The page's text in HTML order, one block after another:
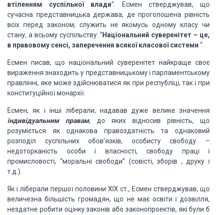
втіленням суспільної влади“. Есмен стверджував, що
сучасна представницька держава, де проголошена рівність
всіх перед законом, служить не якомусь одному класу чи
стану, а всьому суспільству: “Національний суверенітет – це,
в правовому сенсі, заперечення всякої класової системи “.
Есмен писав, що національний суверенітет найкраще своє
вираження знаходить у представницькому і парламентському
правлінні, яке може здійснюватися як при республіці, так і при
конституційної монархії.
Есмен, як і інші ліберали, надавав дуже велике значення
індивідуальним правам, до яких відносив рівність, що
розуміється як однакова правоздатність та однаковий
розподіл суспільних обов’язків, особисту свободу –
недоторканість особи і власності, свободу праці і
промисловості, “моральні свободи” (совісті, зборів , друку і
т.д.).
Як і ліберали першої половини XIX ст., Есмен стверджував, що
величезна більшість громадян, що не має освіти і дозвілля,
нездатне робити оцінку законів або законопроектів, які були б